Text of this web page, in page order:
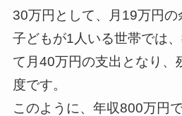
30万円として、月19万円の
子どもが1人いる世帯では
て月40万円の支出となり、
度です。
このように、年収800万円